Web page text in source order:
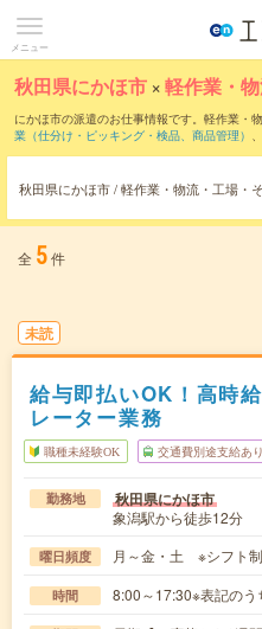
メニュー
秋田県にかほ市 ×軽作業・
にかほ市の派遣のお仕事情報です。軽作業・
業（仕分け・ピッキング・検品、商品管理） 、
秋田県にかほ市 / 軽作業・物流・工場・
全 5件
未読
給与即払いOK！高時
レーター業務
職種未経験OK 交通費別途支給あり
勤務地 秋田県にかほ市
象潟駅から徒歩12分
曜日頻度 月～金・土 ※シフト制
時間 8:00～17:30※表記のう